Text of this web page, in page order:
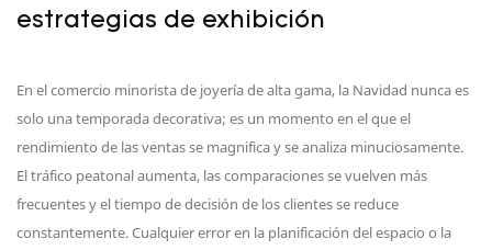
estrategias de exhibición
En el comercio minorista de joyería de alta gama, la Navidad nunca es
solo una temporada decorativa; es un momento en el que el
rendimiento de las ventas se magnifica y se analiza minuciosamente.
El tráfico peatonal aumenta, las comparaciones se vuelven más
frecuentes y el tiempo de decisión de los clientes se reduce
constantemente. Cualquier error en la planificación del espacio o la